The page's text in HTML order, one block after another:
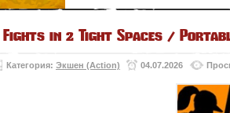
Fights in 2 Tight Spaces /
Категория: Экшен (Action) 04.07.2026